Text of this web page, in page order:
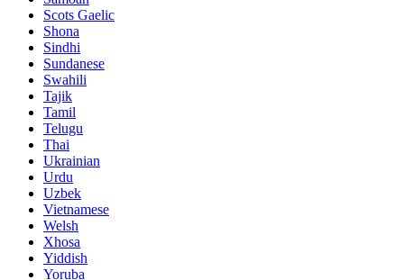
Scots Gaelic
Shona
Sindhi
Sundanese
Swahili
Tajik
Tamil
Telugu
Thai
Ukrainian
Urdu
Uzbek
Vietnamese
Welsh
Xhosa
Yiddish
Yoruba